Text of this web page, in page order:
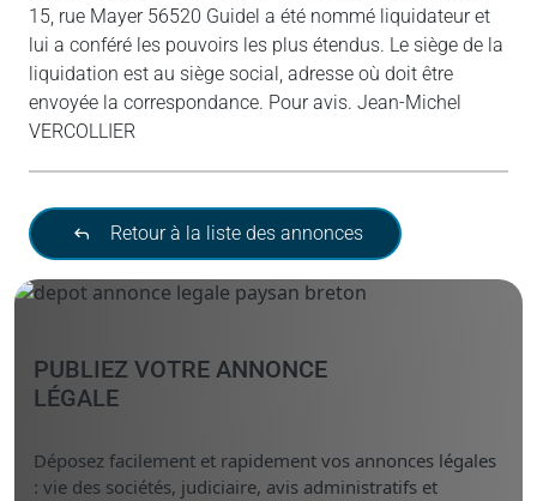
15, rue Mayer 56520 Guidel a été nommé liquidateur et
lui a conféré les pouvoirs les plus étendus. Le siège de la
liquidation est au siège social, adresse où doit être
envoyée la correspondance. Pour avis. Jean-Michel
VERCOLLIER
Retour à la liste des annonces
PUBLIEZ VOTRE ANNONCE
LÉGALE
Déposez facilement et rapidement vos annonces légales
: vie des sociétés, judiciaire, avis administratifs et